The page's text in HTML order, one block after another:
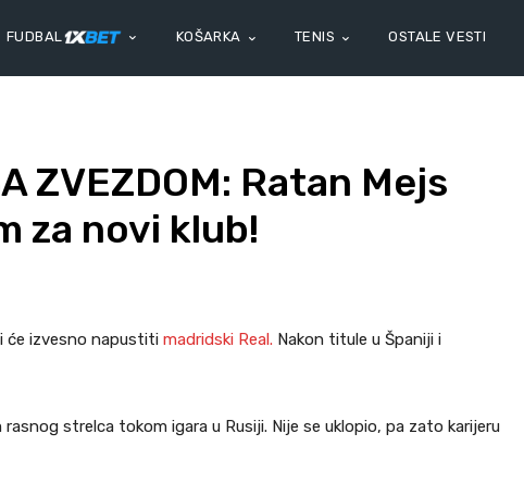
FUDBAL KOŠARKA TENIS OSTALE VESTI
ZVEZDOM: Ratan Mejs
za novi klub!
će izvesno napustiti madridski Real. Nakon titule u Španiji i
strelca tokom igara u Rusiji. Nije se uklopio, pa zato karijeru